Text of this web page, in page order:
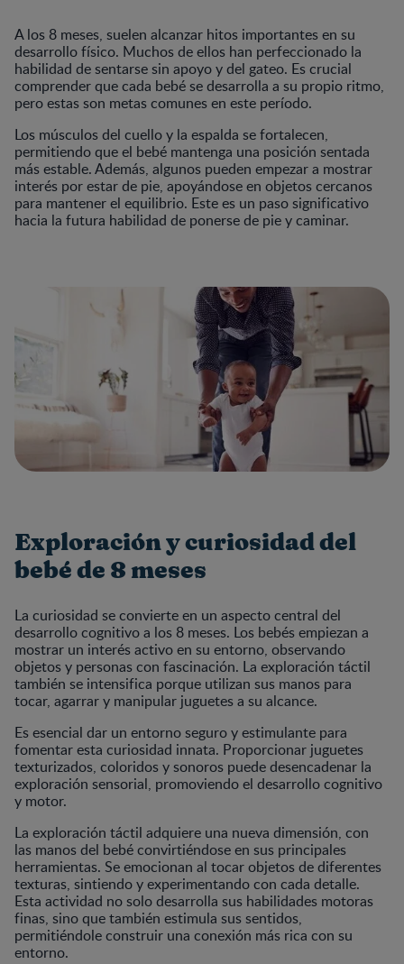
A los 8 meses, suelen alcanzar hitos importantes en su
desarrollo físico. Muchos de ellos han perfeccionado la
habilidad de sentarse sin apoyo y del gateo. Es crucial
comprender que cada bebé se desarrolla a su propio ritmo,
pero estas son metas comunes en este período.
Los músculos del cuello y la espalda se fortalecen,
permitiendo que el bebé mantenga una posición sentada
más estable. Además, algunos pueden empezar a mostrar
interés por estar de pie, apoyándose en objetos cercanos
para mantener el equilibrio. Este es un paso significativo
hacia la futura habilidad de ponerse de pie y caminar.
Exploración y curiosidad del
bebé de 8 meses
La curiosidad se convierte en un aspecto central del
desarrollo cognitivo a los 8 meses. Los bebés empiezan a
mostrar un interés activo en su entorno, observando
objetos y personas con fascinación. La exploración táctil
también se intensifica porque utilizan sus manos para
tocar, agarrar y manipular juguetes a su alcance.
Es esencial dar un entorno seguro y estimulante para
fomentar esta curiosidad innata. Proporcionar juguetes
texturizados, coloridos y sonoros puede desencadenar la
exploración sensorial, promoviendo el desarrollo cognitivo
y motor.
La exploración táctil adquiere una nueva dimensión, con
las manos del bebé convirtiéndose en sus principales
herramientas. Se emocionan al tocar objetos de diferentes
texturas, sintiendo y experimentando con cada detalle.
Esta actividad no solo desarrolla sus habilidades motoras
finas, sino que también estimula sus sentidos,
permitiéndole construir una conexión más rica con su
entorno.